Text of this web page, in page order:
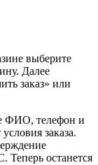
выберите
Далее
заказ» или
ФИО, телефон и
заказа.
Теперь останется